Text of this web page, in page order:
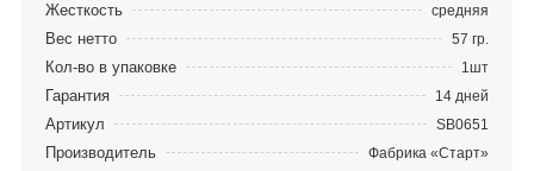
Жесткость средняя
Вес нетто 57 гр.
Кол-во в упаковке 1шт
Гарантия 14 дней
Артикул SB0651
Производитель Фабрика «Старт»